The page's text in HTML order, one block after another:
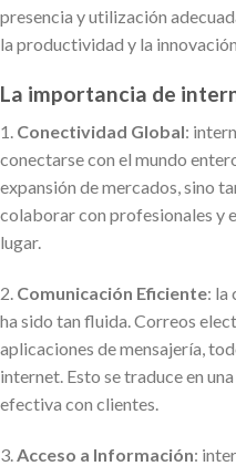
presencia y utilización
la productividad y la
La importancia de
1. Conectividad Global:
conectarse con el mundo
expansión de mercados, sino
colaborar con profesionales y
lugar.
2. Comunicación Eficiente: la
ha sido tan fluida. Correos
aplicaciones de mensajería,
internet. Esto se traduce en
efectiva con clientes.
3.Acceso a Información: